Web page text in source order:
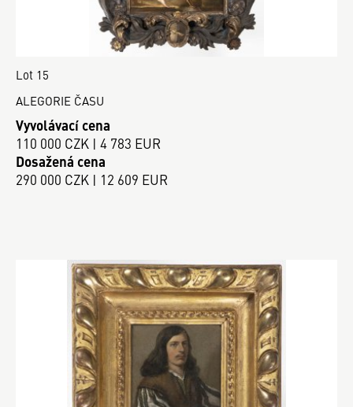
Lot 15
ALEGORIE ČASU
Vyvolávací cena
110 000 CZK | 4 783 EUR
Dosažená cena
290 000 CZK | 12 609 EUR